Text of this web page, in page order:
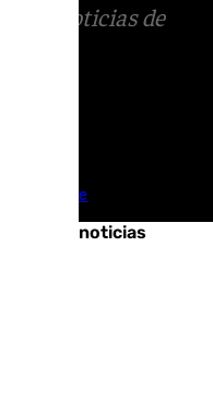
Más noticias de
Transporte
Últimas noticias